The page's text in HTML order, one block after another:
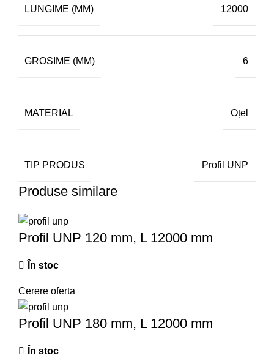
LUNGIME (MM) 12000
GROSIME (MM) 6
MATERIAL Oțel
TIP PRODUS Profil UNP
Produse similare
Profil UNP 120 mm, L 12000 mm
În stoc
Cerere oferta
Profil UNP 180 mm, L 12000 mm
În stoc